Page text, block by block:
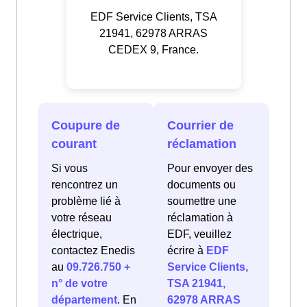
EDF Service Clients, TSA
21941, 62978 ARRAS
CEDEX 9, France.
Coupure de
courant
Si vous
rencontrez un
problème lié à
votre réseau
électrique,
contactez Enedis
au 09.726.750 +
n° de votre
département. En
Courrier de
réclamation
Pour envoyer des
documents ou
soumettre une
réclamation à
EDF, veuillez
écrire à EDF
Service Clients,
TSA 21941,
62978 ARRAS